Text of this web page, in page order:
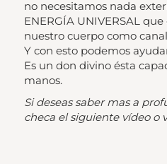
no necesitamos nada
ENERGÍA UNIVERSAL
nuestro cuerpo como
Y con esto podemos
Es un don divino ésta
manos.
Si deseas saber mas a
checa el siguiente vídeo o